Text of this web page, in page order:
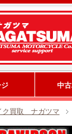
ジ 中
ク買取 ナガツマ